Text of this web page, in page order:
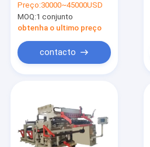
Produtos
Vídeos
folha de
transformador de
soldagem TIG com
camada dupla e
largura máxima de
Preço:30000~45000USD
MOQ:1 conjunto
obtenha o ultimo preço
contacto